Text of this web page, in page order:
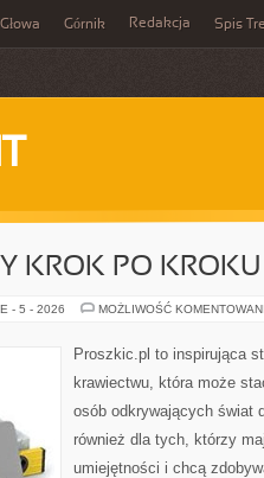
Głowa Górnik Redakcja Spis
KROK PO KROKU
- 5 - 2026 MOŻLIWOŚĆ
Proszkic.pl to inspirująca
krawiectwu, która może
osób odkrywających świat
również dla tych, którzy
umiejętności i chcą